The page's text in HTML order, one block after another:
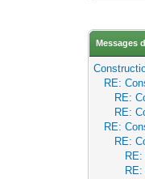
Messages
RE:
RE:
RE:
RE:
RE: